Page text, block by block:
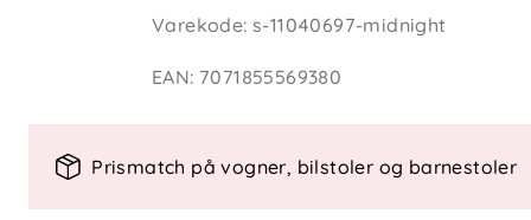
Materiale: 100% økologisk bomull
Sertifiseringer: GOTS og Økotex
vask. Vask gjerne av flekker med en
Varekode:s-11040697-midnight
EAN: 7071855569380
Prismatch på vogner, bilstoler og barnestoler